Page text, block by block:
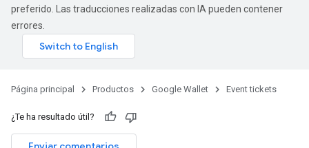
preferido. Las traducciones realizadas con IA pueden contener
errores.
Página principal Productos Google Wallet Event tickets
¿Te ha resultado útil?